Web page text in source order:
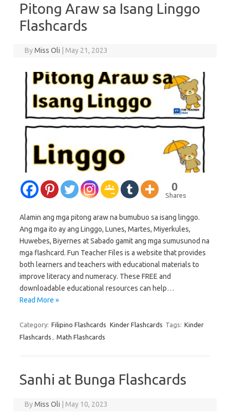
Pitong Araw sa Isang Linggo
Flashcards
ByMiss Oli May 21, 2023
0
Shares
Alamin ang mga pitong araw na bumubuo sa isang linggo.
Ang mga ito ay ang Linggo, Lunes, Martes, Miyerkules,
Huwebes, Biyernes at Sabado gamit ang mga sumusunod na
mga flashcard. Fun Teacher Files is a website that provides
both learners and teachers with educational materials to
improve literacy and numeracy. These FREE and
downloadable educational resources can help…
Read More »
Category: Filipino Flashcards Kinder Flashcards Tags: Kinder
Flashcards , Math Flashcards
Sanhi at Bunga Flashcards
ByMiss Oli May 10, 2023